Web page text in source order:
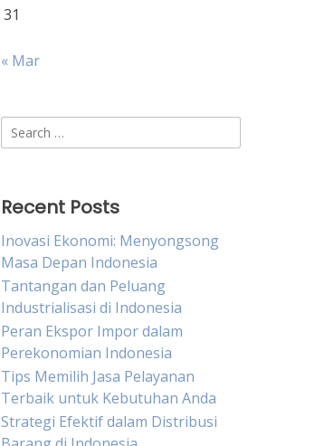
31
« Mar
Search
for:
Recent Posts
Inovasi Ekonomi: Menyongsong
Masa Depan Indonesia
Tantangan dan Peluang
Industrialisasi di Indonesia
Peran Ekspor Impor dalam
Perekonomian Indonesia
Tips Memilih Jasa Pelayanan
Terbaik untuk Kebutuhan Anda
Strategi Efektif dalam Distribusi